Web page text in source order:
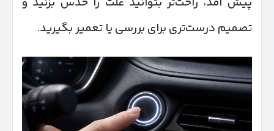
تصمیم درست‌تری برای بررسی یا تعمیر بگیرید.